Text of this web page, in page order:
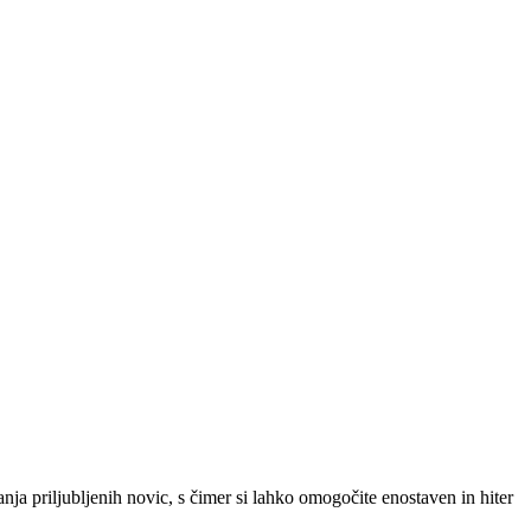
priljubljenih novic, s čimer si lahko omogočite enostaven in hiter